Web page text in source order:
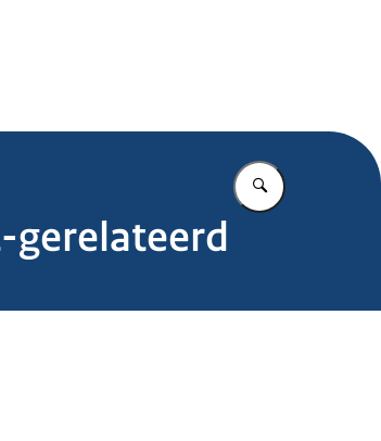
Vul in wat u
gerelateerd